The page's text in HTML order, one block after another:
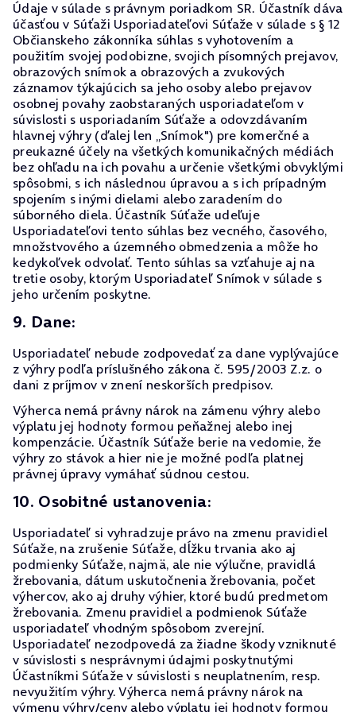
Údaje v súlade s právnym poriadkom SR. Účastník dáva
účasťou v Súťaži Usporiadateľovi Súťaže v súlade s § 12
Občianskeho zákonníka súhlas s vyhotovením a
použitím svojej podobizne, svojich písomných prejavov,
obrazových snímok a obrazových a zvukových
záznamov týkajúcich sa jeho osoby alebo prejavov
osobnej povahy zaobstaraných usporiadateľom v
súvislosti s usporiadaním Súťaže a odovzdávaním
hlavnej výhry (ďalej len „Snímok") pre komerčné a
preukazné účely na všetkých komunikačných médiách
bez ohľadu na ich povahu a určenie všetkými obvyklými
spôsobmi, s ich následnou úpravou a s ich prípadným
spojením s inými dielami alebo zaradením do
súborného diela. Účastník Súťaže udeľuje
Usporiadateľovi tento súhlas bez vecného, časového,
množstvového a územného obmedzenia a môže ho
kedykoľvek odvolať. Tento súhlas sa vzťahuje aj na
tretie osoby, ktorým Usporiadateľ Snímok v súlade s
jeho určením poskytne.
9. Dane:
Usporiadateľ nebude zodpovedať za dane vyplývajúce
z výhry podľa príslušného zákona č. 595/2003 Z.z. o
dani z príjmov v znení neskorších predpisov.
Výherca nemá právny nárok na zámenu výhry alebo
výplatu jej hodnoty formou peňažnej alebo inej
kompenzácie. Účastník Súťaže berie na vedomie, že
výhry zo stávok a hier nie je možné podľa platnej
právnej úpravy vymáhať súdnou cestou.
10. Osobitné ustanovenia:
Usporiadateľ si vyhradzuje právo na zmenu pravidiel
Súťaže, na zrušenie Súťaže, dĺžku trvania ako aj
podmienky Súťaže, najmä, ale nie výlučne, pravidlá
žrebovania, dátum uskutočnenia žrebovania, počet
výhercov, ako aj druhy výhier, ktoré budú predmetom
žrebovania. Zmenu pravidiel a podmienok Súťaže
usporiadateľ vhodným spôsobom zverejní.
Usporiadateľ nezodpovedá za žiadne škody vzniknuté
v súvislosti s nesprávnymi údajmi poskytnutými
Účastníkmi Súťaže v súvislosti s neuplatnením, resp.
nevyužitím výhry. Výherca nemá právny nárok na
výmenu výhry/ceny alebo výplatu jej hodnoty formou